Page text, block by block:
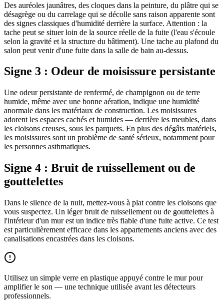
Des auréoles jaunâtres, des cloques dans la peinture, du plâtre qui se
désagrège ou du carrelage qui se décolle sans raison apparente sont
des signes classiques d'humidité derrière la surface. Attention : la
tache peut se situer loin de la source réelle de la fuite (l'eau s'écoule
selon la gravité et la structure du bâtiment). Une tache au plafond du
salon peut venir d'une fuite dans la salle de bain au-dessus.
Signe 3 : Odeur de moisissure persistante
Une odeur persistante de renfermé, de champignon ou de terre
humide, même avec une bonne aération, indique une humidité
anormale dans les matériaux de construction. Les moisissures
adorent les espaces cachés et humides — derrière les meubles, dans
les cloisons creuses, sous les parquets. En plus des dégâts matériels,
les moisissures sont un problème de santé sérieux, notamment pour
les personnes asthmatiques.
Signe 4 : Bruit de ruissellement ou de
gouttelettes
Dans le silence de la nuit, mettez-vous à plat contre les cloisons que
vous suspectez. Un léger bruit de ruissellement ou de gouttelettes à
l'intérieur d'un mur est un indice très fiable d'une fuite active. Ce test
est particulièrement efficace dans les appartements anciens avec des
canalisations encastrées dans les cloisons.
Utilisez un simple verre en plastique appuyé contre le mur pour
amplifier le son — une technique utilisée avant les détecteurs
professionnels.